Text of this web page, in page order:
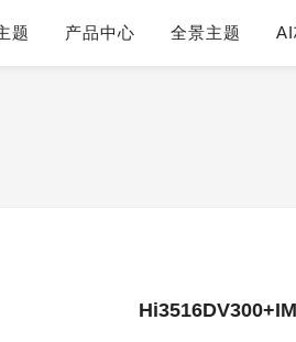
题 产品中心 全景主题 AI